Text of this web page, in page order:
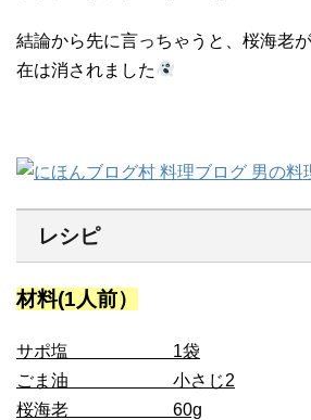
結論から先に言っちゃうと、桜海老
在は消されました
レシピ
材料(1人前）
サポ塩 1袋
ごま油 小さじ2
桜海老 60g